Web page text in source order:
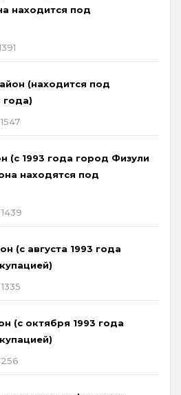
находится под
(находится под
года)
1547
(с 1993 года город Физули
находятся под
1439
(с августа 1993 года
1335
(с октября 1993 года